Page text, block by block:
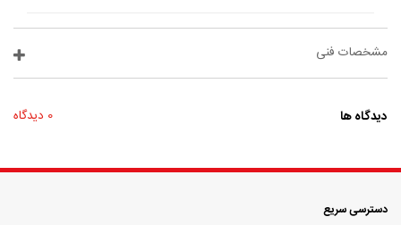
مشخصات فنی
دیدگاه ها 0 دیدگاه
دسترسی سریع